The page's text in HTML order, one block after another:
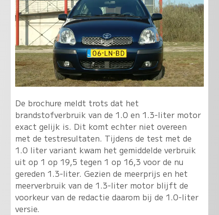
De brochure meldt trots dat het
brandstofverbruik van de 1.0 en 1.3-liter motor
exact gelijk is. Dit komt echter niet overeen
met de testresultaten. Tijdens de test met de
1.0 liter variant kwam het gemiddelde verbruik
uit op 1 op 19,5 tegen 1 op 16,3 voor de nu
gereden 1.3-liter. Gezien de meerprijs en het
meerverbruik van de 1.3-liter motor blijft de
voorkeur van de redactie daarom bij de 1.0-liter
versie.